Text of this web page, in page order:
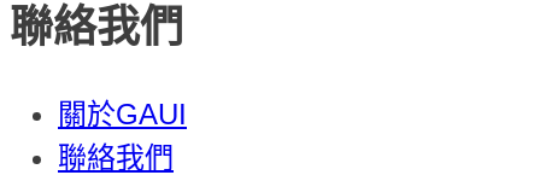
聯絡我們
關於GAUI
聯絡我們